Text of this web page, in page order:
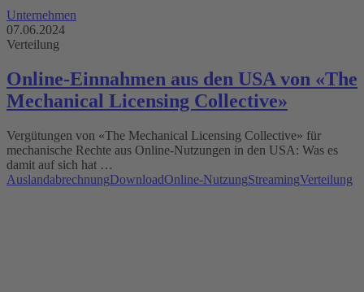
Unternehmen
07.06.2024
Verteilung
Online-Einnahmen aus den USA von «The
Mechanical Licensing Collective»
Vergütungen von «The Mechanical Licensing Collective» für
mechanische Rechte aus Online-Nutzungen in den USA: Was es
damit auf sich hat …
AuslandabrechnungDownloadOnline-NutzungStreamingVerteilung